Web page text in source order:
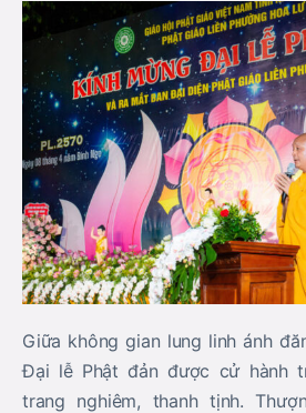
Giữa không gian lung linh ánh
Đại lễ Phật đản được cử hành
trang nghiêm, thanh tịnh.